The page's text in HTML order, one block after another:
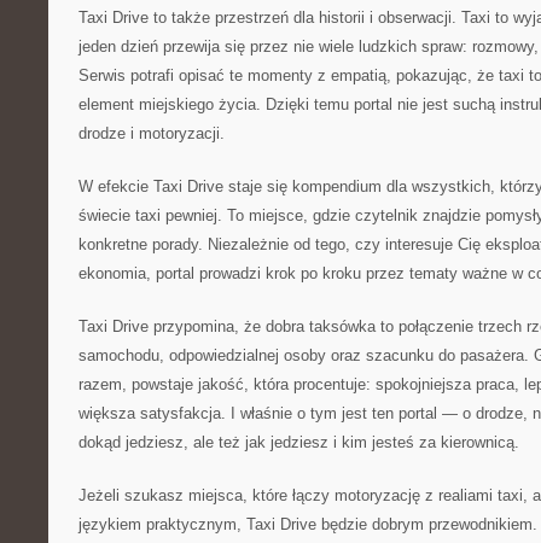
Taxi Drive to także przestrzeń dla historii i obserwacji. Taxi to
jeden dzień przewija się przez nie wiele ludzkich spraw:
Serwis potrafi opisać te momenty z empatią, pokazując, że taxi
element miejskiego życia. Dzięki temu portal nie jest suchą
drodze i motoryzacji.
W efekcie Taxi Drive staje się kompendium dla wszystkich,
świecie taxi pewniej. To miejsce, gdzie czytelnik znajdzie
konkretne porady. Niezależnie od tego, czy interesuje Cię
ekonomia, portal prowadzi krok po kroku przez tematy ważne w
Taxi Drive przypomina, że dobra taksówka to połączenie trzech
samochodu, odpowiedzialnej osoby oraz szacunku do pasażera.
razem, powstaje jakość, która procentuje: spokojniejsza praca,
większa satysfakcja. I właśnie o tym jest ten portal — o drodze,
dokąd jedziesz, ale też jak jedziesz i kim jesteś za kierownicą.
Jeżeli szukasz miejsca, które łączy motoryzację z realiami taxi,
językiem praktycznym, Taxi Drive będzie dobrym